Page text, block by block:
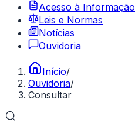
Acesso à Informação
Leis e Normas
Notícias
Ouvidoria
Início/
Ouvidoria/
Consultar